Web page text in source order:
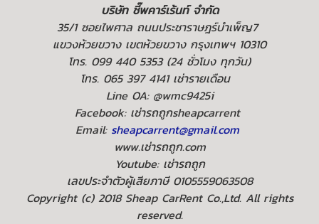
บริษัท ชี๊พคาร์เร้นท์ จำกัด
35/1 ซอยไพศาล ถนนประชาราษฎร์บำเพ็ญ7
แขวงห้วยขวาง เขตห้วยขวาง กรุงเทพฯ 10310
โทร. 099 440 5353 (24 ชั่วโมง ทุกวัน)
โทร. 065 397 4141 เช่ารายเดือน
Line OA: @wmc9425i
Facebook: เช่ารถถูกsheapcarrent
Email: sheapcarrent@gmail.com
www.เช่ารถถูก.com
Youtube: เช่ารถถูก
เลขประจำตัวผู้เสียภาษี 0105559063508
Copyright (c) 2018 Sheap CarRent Co.,Ltd. All rights
reserved.